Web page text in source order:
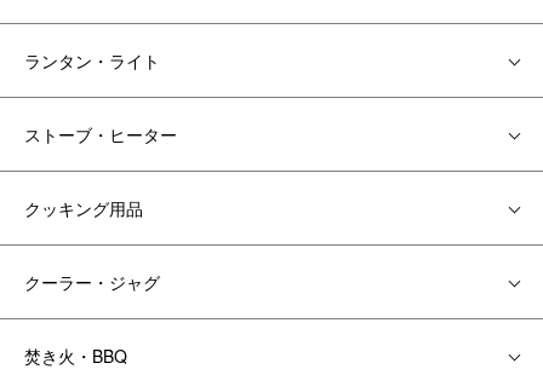
ランタン・ライト
ストーブ・ヒーター
クッキング用品
クーラー・ジャグ
焚き火・BBQ